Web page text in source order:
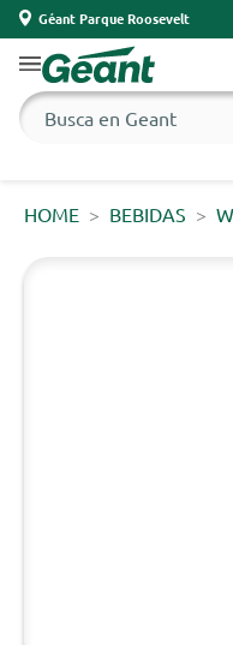
Géant Parque Roosevelt
HOME BEBIDAS